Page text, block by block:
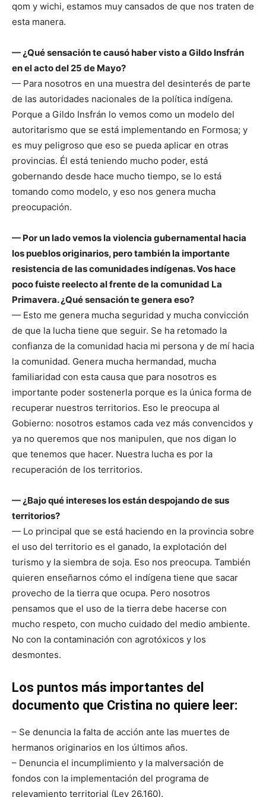
qom y wichi, estamos muy cansados de que nos traten de
esta manera.
— ¿Qué sensación te causó haber visto a Gildo Insfrán
en el acto del 25 de Mayo?
— Para nosotros en una muestra del desinterés de parte
de las autoridades nacionales de la política indígena.
Porque a Gildo Insfrán lo vemos como un modelo del
autoritarismo que se está implementando en Formosa; y
es muy peligroso que eso se pueda aplicar en otras
provincias. Él está teniendo mucho poder, está
gobernando desde hace mucho tiempo, se lo está
tomando como modelo, y eso nos genera mucha
preocupación.
— Por un lado vemos la violencia gubernamental hacia
los pueblos originarios, pero también la importante
resistencia de las comunidades indígenas. Vos hace
poco fuiste reelecto al frente de la comunidad La
Primavera. ¿Qué sensación te genera eso?
— Esto me genera mucha seguridad y mucha convicción
de que la lucha tiene que seguir. Se ha retomado la
confianza de la comunidad hacia mi persona y de mí hacia
la comunidad. Genera mucha hermandad, mucha
familiaridad con esta causa que para nosotros es
importante poder sostenerla porque es la única forma de
recuperar nuestros territorios. Eso le preocupa al
Gobierno: nosotros estamos cada vez más convencidos y
ya no queremos que nos manipulen, que nos digan lo
que tenemos que hacer. Nuestra lucha es por la
recuperación de los territorios.
— ¿Bajo qué intereses los están despojando de sus
territorios?
— Lo principal que se está haciendo en la provincia sobre
el uso del territorio es el ganado, la explotación del
turismo y la siembra de soja. Eso nos preocupa. También
quieren enseñarnos cómo el indígena tiene que sacar
provecho de la tierra que ocupa. Pero nosotros
pensamos que el uso de la tierra debe hacerse con
mucho respeto, con mucho cuidado del medio ambiente.
No con la contaminación con agrotóxicos y los
desmontes.
Los puntos más importantes del
documento que Cristina no quiere leer:
– Se denuncia la falta de acción ante las muertes de
hermanos originarios en los últimos años.
– Denuncia el incumplimiento y la malversación de
fondos con la implementación del programa de
relevamiento territorial (Ley 26.160).